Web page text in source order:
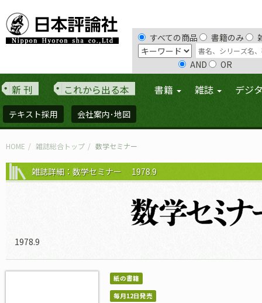
すべての商品 書籍のみ
AND OR
新 刊 これから出る本 書籍 雑誌 デジ
テキスト採用 会社案内･地図
HOME 雑誌総合トップ 数学セミナー
雑誌詳細：数学セミナー 1978.9
1978.9
紙の書籍
毎月12日発売